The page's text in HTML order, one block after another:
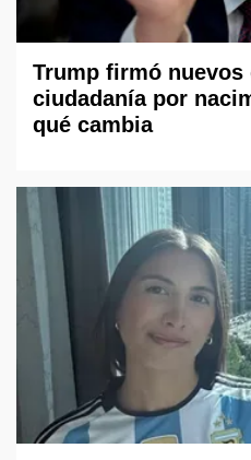
Trump firmó
ciudadanía por
qué cambia